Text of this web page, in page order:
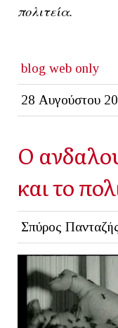
πολιτεία.
blog web only
28 Αυγούστου
Ο
και το
Σπύρος